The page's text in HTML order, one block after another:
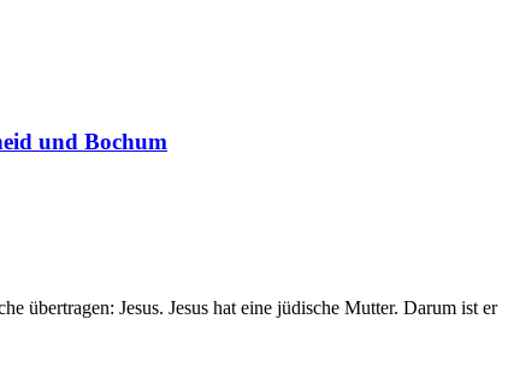
und Bochum
übertragen: Jesus. Jesus hat eine jüdische Mutter. Darum ist er